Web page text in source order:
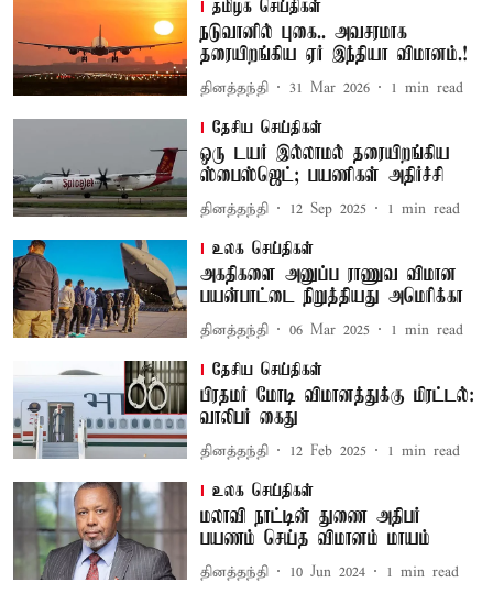
தமிழக செய்திகள்
நடுவானில் புகை.. அவசரமாக
தரையிறங்கிய ஏர் இந்தியா விமானம்.!
தினத்தந்தி 31 Mar 2026 1 min read
தேசிய செய்திகள்
ஒரு டயர் இல்லாமல் தரையிறங்கிய
ஸ்பைஸ்ஜெட்; பயணிகள் அதிர்ச்சி
தினத்தந்தி 12 Sep 2025 1 min read
உலக செய்திகள்
அகதிகளை அனுப்ப ராணுவ விமான
பயன்பாட்டை நிறுத்தியது அமெரிக்கா
தினத்தந்தி 06 Mar 2025 1 min read
தேசிய செய்திகள்
பிரதமர் மோடி விமானத்துக்கு மிரட்டல்:
வாலிபர் கைது
தினத்தந்தி 12 Feb 2025 1 min read
உலக செய்திகள்
மலாவி நாட்டின் துணை அதிபர்
பயணம் செய்த விமானம் மாயம்
தினத்தந்தி 10 Jun 2024 1 min read